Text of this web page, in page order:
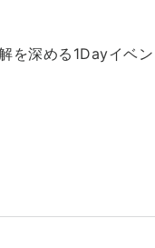
z世代 (1617)
を深める1Dayイベン